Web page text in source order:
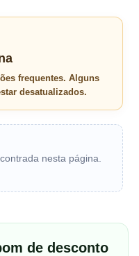
frequentes. Alguns
desatualizados.
nesta página.
de desconto